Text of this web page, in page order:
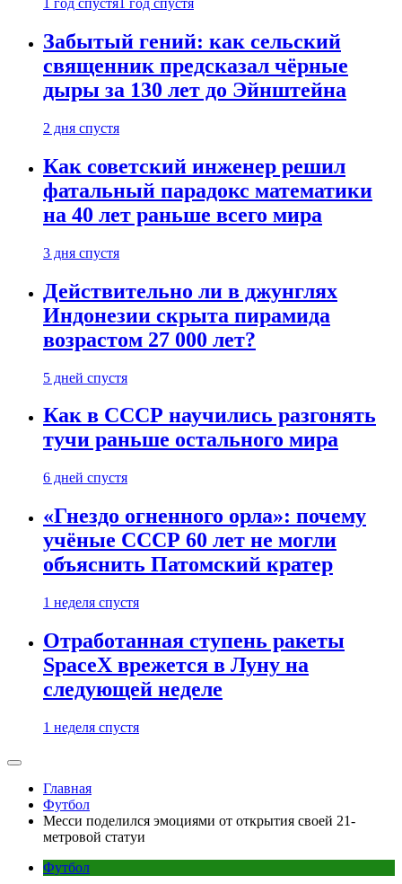
1 год спустя 1 год спустя
Забытый гений: как сельский
священник предсказал чёрные
дыры за 130 лет до Эйнштейна
2 дня спустя
Как советский инженер решил
фатальный парадокс математики
на 40 лет раньше всего мира
3 дня спустя
Действительно ли в джунглях
Индонезии скрыта пирамида
возрастом 27 000 лет?
5 дней спустя
Как в СССР научились разгонять
тучи раньше остального мира
6 дней спустя
«Гнездо огненного орла»: почему
учёные СССР 60 лет не могли
объяснить Патомский кратер
1 неделя спустя
Отработанная ступень ракеты
SpaceX врежется в Луну на
следующей неделе
1 неделя спустя
Главная
Футбол
Месси поделился эмоциями от открытия своей 21-
метровой статуи
Футбол